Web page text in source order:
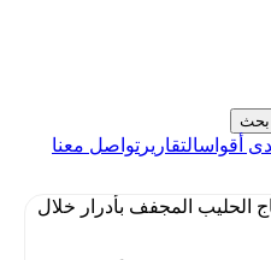
بحث
أقواسالتقارير تواصل معنا